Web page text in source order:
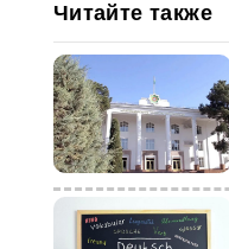
Читайте также